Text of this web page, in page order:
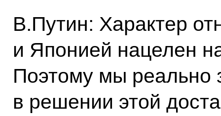
В.Путин: Характер
и Японией нацелен
Поэтому мы реально
в решении этой